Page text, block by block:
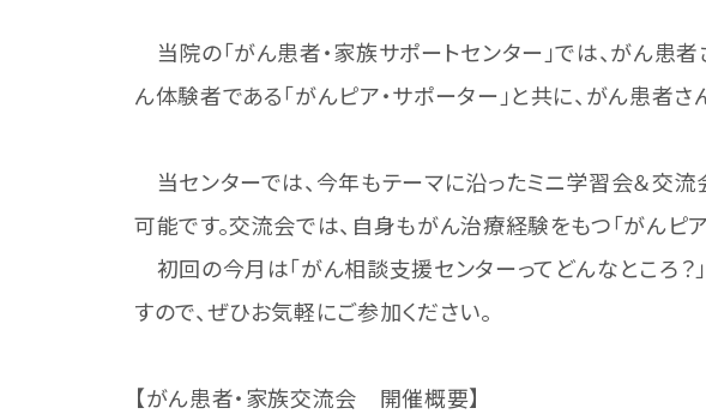
当院の「がん患者・家族サポートセンター」では、がん
ん体験者である「がんピア・サポーター」と共に、がん患者
当センターでは、今年もテーマに沿ったミニ学習会＆交
可能です。交流会では、自身もがん治療経験をもつ「がんピ
初回の今月は「がん相談支援センターってどんなところ
すので、ぜひお気軽にご参加ください。
【がん患者・家族交流会 開催概要】